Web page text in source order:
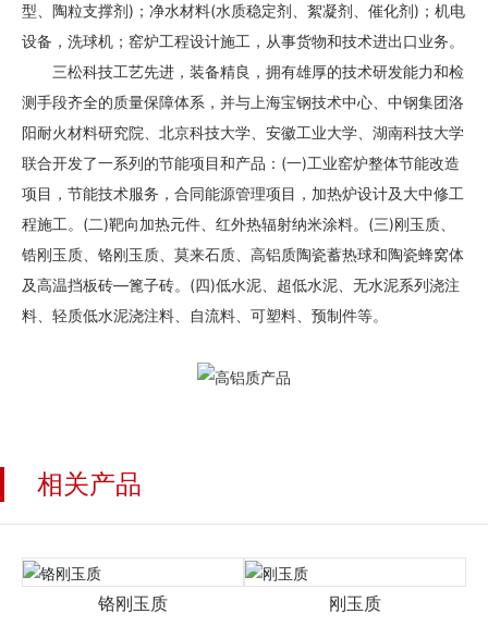
型、陶粒支撑剂)；净水材料(水质稳定剂、絮凝剂、催化剂)；机电
设备，洗球机；窑炉工程设计施工，从事货物和技术进出口业务。
三松科技工艺先进，装备精良，拥有雄厚的技术研发能力和检
测手段齐全的质量保障体系，并与上海宝钢技术中心、中钢集团洛
阳耐火材料研究院、北京科技大学、安徽工业大学、湖南科技大学
联合开发了一系列的节能项目和产品：(一)工业窑炉整体节能改造
项目，节能技术服务，合同能源管理项目，加热炉设计及大中修工
程施工。(二)靶向加热元件、红外热辐射纳米涂料。(三)刚玉质、
锆刚玉质、铬刚玉质、莫来石质、高铝质陶瓷蓄热球和陶瓷蜂窝体
及高温挡板砖—篦子砖。(四)低水泥、超低水泥、无水泥系列浇注
料、轻质低水泥浇注料、自流料、可塑料、预制件等。
相关产品
铬刚玉质 刚玉质